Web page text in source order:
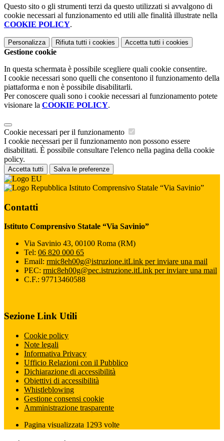
Questo sito o gli strumenti terzi da questo utilizzati si avvalgono di
cookie necessari al funzionamento ed utili alle finalità illustrate nella
COOKIE POLICY.
Personalizza Rifiuta tutti i cookies Accetta tutti i cookies
Gestione cookie
In questa schermata è possibile scegliere quali cookie consentire.
I cookie necessari sono quelli che consentono il funzionamento della
piattaforma e non è possibile disabilitarli.
Per conoscere quali sono i cookie necessari al funzionamento potete
visionare la COOKIE POLICY.
Cookie necessari per il funzionamento
I cookie necessari per il funzionamento non possono essere
disabilitati. È possibile consultare l'elenco nella pagina della cookie
policy.
Accetta tutti Salva le preferenze
Istituto Comprensivo Statale “Via Savinio”
Contatti
Istituto Comprensivo Statale “Via Savinio”
Via Savinio 43, 00100 Roma (RM)
Tel: 06 820 000 65
Email: rmic8eh00g@istruzione.itLink per inviare una mail
PEC: rmic8eh00g@pec.istruzione.itLink per inviare una mail
C.F.: 97713460588
Sezione Link Utili
Cookie policy
Note legali
Informativa Privacy
Ufficio Relazioni con il Pubblico
Dichiarazione di accessibilità
Obiettivi di accessibilità
Whistleblowing
Gestione consensi cookie
Amministrazione trasparente
Pagina visualizzata 1293 volte